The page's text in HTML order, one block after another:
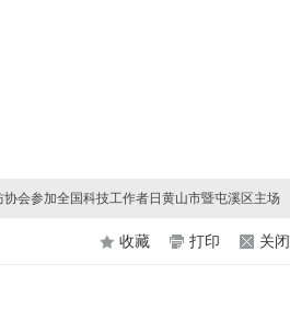
协会参加全国科技工作者日黄山市暨屯溪区主场
收藏 打印 关闭